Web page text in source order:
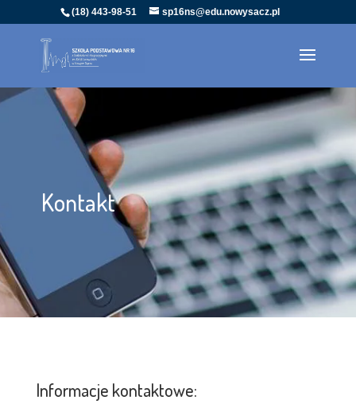
(18) 443-98-51 sp16ns@edu.nowysacz.pl
Kontakt
Informacje kontaktowe: